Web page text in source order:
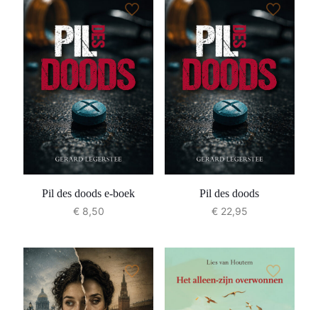
Pil des doods e-boek
€8,50
Pil des doods
€22,95